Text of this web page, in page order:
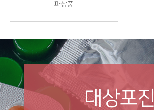
파상풍
대상포진